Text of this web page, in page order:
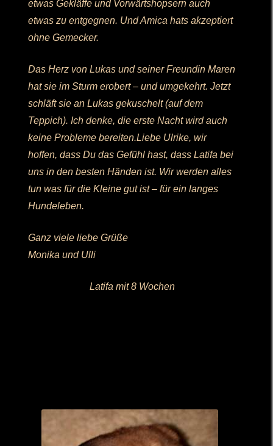
etwas Gekläffe und Vorwärtshopsern auch
etwas zu entgegnen. Und Amica hats akzeptiert
ohne Gemecker.
Das Herz von Lukas und seiner Freundin Maren
hat sie im Sturm erobert – und umgekehrt. Jetzt
schläft sie an Lukas gekuschelt (auf dem
Teppich). Ich denke, die erste Nacht wird auch
keine Probleme bereiten.Liebe Ulrike, wir
hoffen, dass Du das Gefühl hast, dass Latifa bei
uns in den besten Händen ist. Wir werden alles
tun was für die Kleine gut ist – für ein langes
Hundeleben.
Ganz viele liebe Grüße
Monika und Ulli
Latifa mit 8 Wochen